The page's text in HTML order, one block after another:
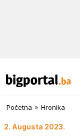
Početna » Hronika
2. Augusta 2023.